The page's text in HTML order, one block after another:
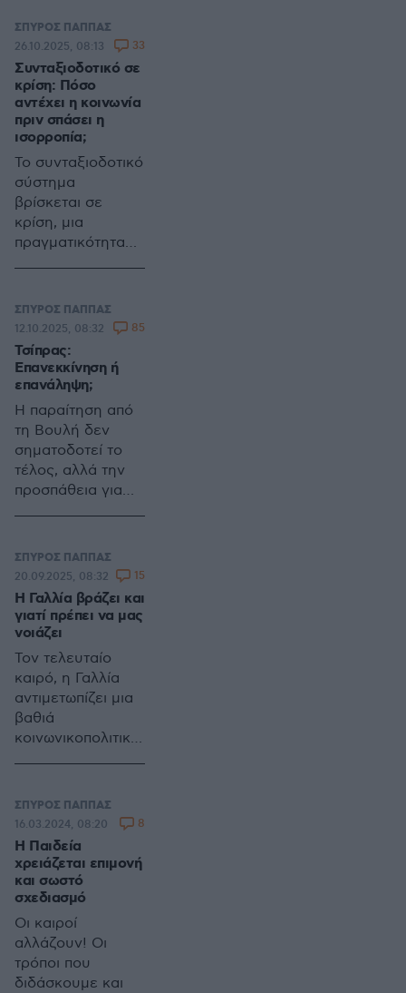
ΣΠΥΡΟΣ ΠΑΠΠΑΣ
Συνταξιοδοτικό σε
κρίση: Πόσο
αντέχει η κοινωνία
πριν σπάσει η
ισορροπία;
Το συνταξιοδοτικό
σύστημα
βρίσκεται σε
κρίση, μια
πραγματικότητα
μέλλον μας
26.10.2025, 08:13 33
ΣΠΥΡΟΣ ΠΑΠΠΑΣ
Τσίπρας:
Επανεκκίνηση ή
επανάληψη;
Η παραίτηση από
τη Βουλή δεν
σηματοδοτεί το
τέλος, αλλά την
προσπάθεια για
12.10.2025, 08:32 85
ΣΠΥΡΟΣ ΠΑΠΠΑΣ
Η Γαλλία βράζει και
γιατί πρέπει να μας
νοιάζει
Τον τελευταίο
καιρό, η Γαλλία
αντιμετωπίζει μια
βαθιά
κοινωνικοπολιτική
Γάλλους πολίτες
20.09.2025, 08:32 15
ΣΠΥΡΟΣ ΠΑΠΠΑΣ
Η Παιδεία
χρειάζεται επιμονή
και σωστό
σχεδιασμό
Οι καιροί
αλλάζουν! Οι
τρόποι που
διδάσκουμε και
16.03.2024, 08:20 8